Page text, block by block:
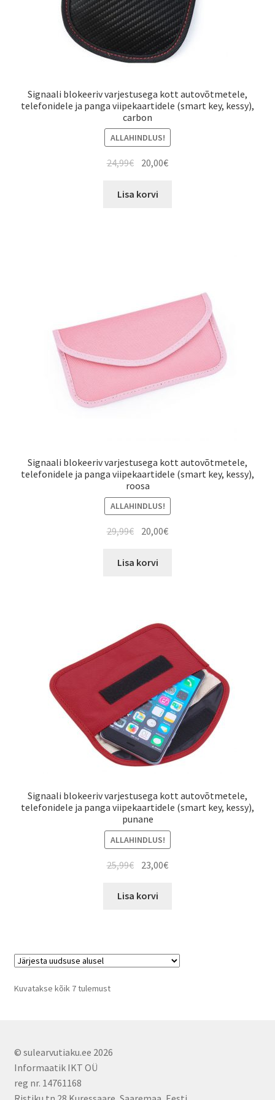
Signaali blokeeriv varjestusega kott autovõtmetele,
telefonidele ja panga viipekaartidele (smart key, kessy),
carbon
ALLAHINDLUS!
24,99€ Algne
oli:
20,00€Current
Lisa korvi
Signaali blokeeriv varjestusega kott autovõtmetele,
telefonidele ja panga viipekaartidele (smart key, kessy),
roosa
ALLAHINDLUS!
29,99€ Algne
oli:
20,00€Current
Lisa korvi
Signaali blokeeriv varjestusega kott autovõtmetele,
telefonidele ja panga viipekaartidele (smart key, kessy),
punane
ALLAHINDLUS!
25,99€ Algne
oli:
23,00€Current
Lisa korvi
Kuvatakse kõik 7 tulemustSorted
© sulearvutiaku.ee 2026
Informaatik IKT OÜ
reg nr. 14761168